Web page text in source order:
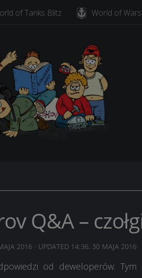
of Tanks Blitz World of
Q&A –
2016 · UPDATED 14:36, 30 MAJA 2016
od deweloperów. Tym